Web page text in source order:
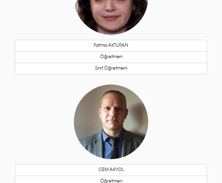
Fatma AKTURAN
Öğretmen
Sınıf Öğretmeni
CEM AKYOL
Öğretmen